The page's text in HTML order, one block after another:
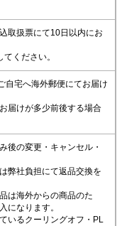
取扱票にて10日以内にお
ください。
自宅へ海外郵便にてお届け
届けが多少前後する場合
後の変更・キャンセル・
弊社負担にて返品交換を
は海外からの商品のた
になります。
いるクーリングオフ・PL